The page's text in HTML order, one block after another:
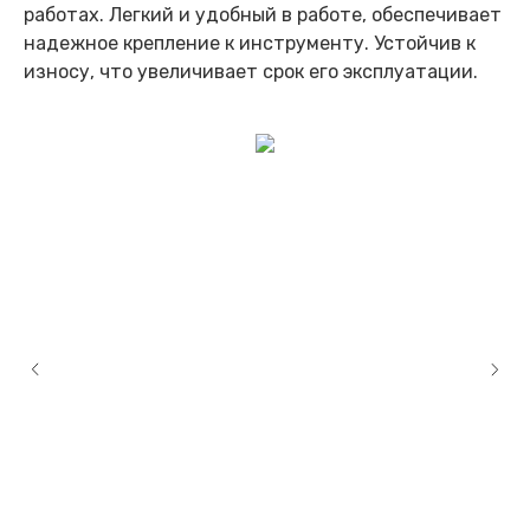
работах. Легкий и удобный в работе, обеспечивает
надежное крепление к инструменту. Устойчив к
износу, что увеличивает срок его эксплуатации.